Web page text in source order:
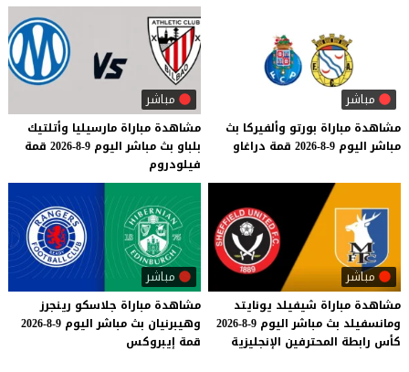
مباشر
مشاهدة مباراة بورتو وألفيركا بث
مباشر اليوم 9-8-2026 قمة دراغاو
مباشر
مشاهدة مباراة مارسيليا وأتلتيك
بلباو بث مباشر اليوم 9-8-2026
قمة
فيلودروم
مباشر
مشاهدة مباراة شيفيلد يونايتد
ومانسفيلد بث مباشر اليوم 9-8-2026
كأس رابطة المحترفين الإنجليزية
مباشر
مشاهدة مباراة جلاسكو رينجرز
وهيبرنيان بث مباشر اليوم 9-8-2026
قمة إيبروكس